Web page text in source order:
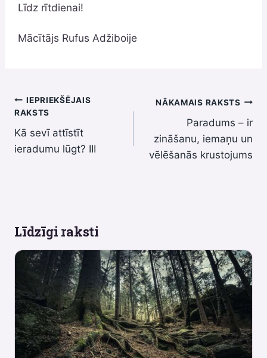
Līdz rītdienai!
Mācītājs Rufus Adžiboije
Ziņu
izvēlne
IEPRIEKŠĒJAIS
RAKSTS
Kā sevī attīstīt
ieradumu lūgt? III
NĀKAMAIS RAKSTS
Paradums – ir
zināšanu, iemaņu un
vēlēšanās krustojums
Līdzīgi raksti